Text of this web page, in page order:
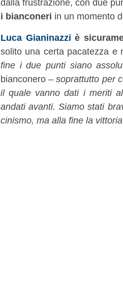
dalla frustrazione, con due
i bianconeri in un momento
Luca Gianinazzi è
solito una certa pacatezza e
fine i due punti siano
bianconero –soprattutto per
il quale vanno dati i meriti
andati avanti. Siamo stati
cinismo, ma alla fine la